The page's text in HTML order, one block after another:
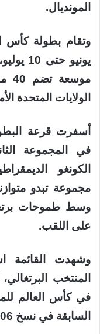
المونديال.
يونيو
الولايات المتحدة
أسفرت قرعة
في المجموعة
الكونغو
مجموعة تبدو
وسط طموحات
على اللقب.
وشهدت القائمة
المنتخب
في كأس العالم
السابقة في نسخ 2006، 2010، 2014، 2018 و2022.